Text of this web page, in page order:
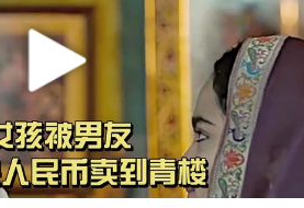
四川资阳市原市长王善平被判11年
金饰克价大幅跳涨
24小时不关空调 电费会更低吗
浙江舟山21条水上客运航线停航
12:22